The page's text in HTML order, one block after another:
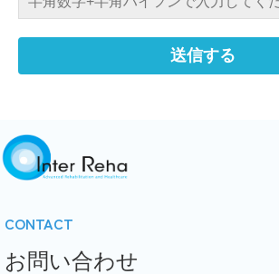
CONTACT
お問い合わせ